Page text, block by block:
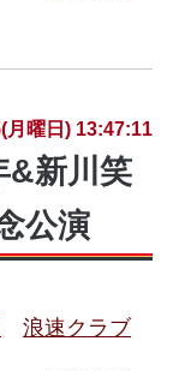
月曜日) 13:47:11
&新川笑
公演
浪速クラブ